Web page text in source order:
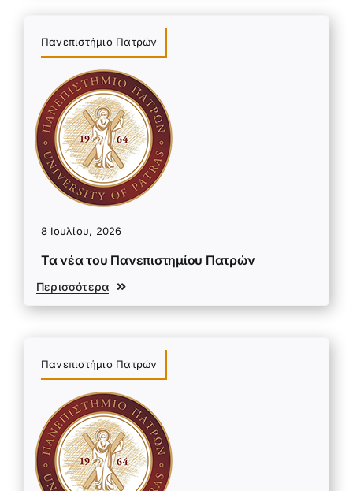
Πανεπιστήμιο Πατρών
8 Ιουλίου, 2026
Τα νέα του Πανεπιστημίου Πατρών
Περισσότερα
Πανεπιστήμιο Πατρών